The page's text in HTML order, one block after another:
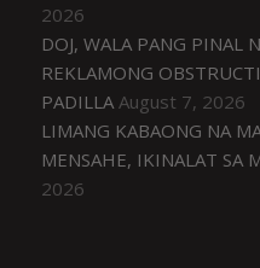
2026
DOJ, WALA PANG PINAL
REKLAMONG
PADILLA August 7, 2026
LIMANG KABAONG NA
MENSAHE, IKINALAT SA
2026